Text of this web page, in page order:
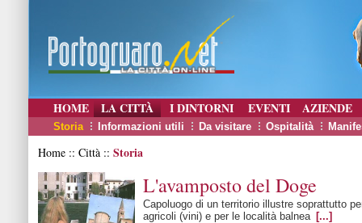
HOME LA CITTÀ I DINTORNI EVENTI AZIENDE
Storia Informazioni utili Da visitare Ospitalità
Home :: Città :: Storia
L'avamposto del Doge
Capoluogo di un territorio illustre soprattutto
agricoli (vini) e per le località balnea [...]